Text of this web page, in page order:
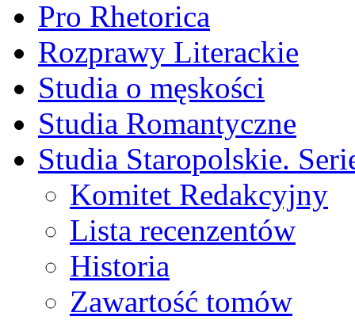
Pro Rhetorica
Rozprawy Literackie
Studia o męskości
Studia Romantyczne
Studia Staropolskie.
Komitet Redakcyjny
Lista recenzentów
Historia
Zawartość tomów